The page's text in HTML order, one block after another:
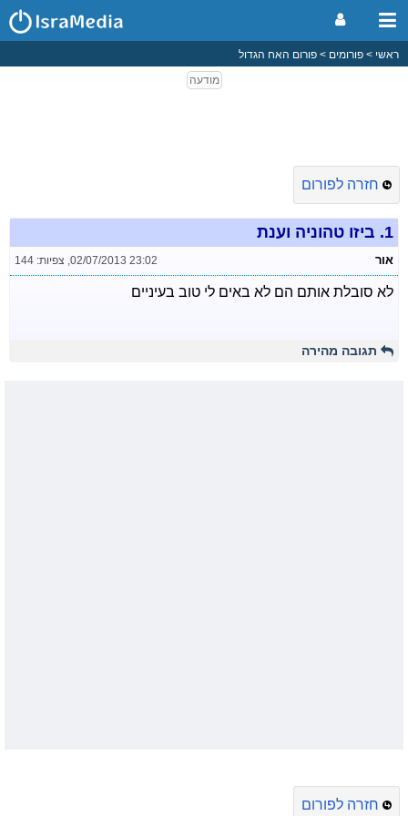
ראשי פורומים פורום האח הגדול
חזרה לפורום
1. ביזו טהוניה וענת
אור 02/07/2013 23:02
, צפיות: 144
לא סובלת אותם הם לא באים לי טוב בעיניים
תגובה מהירה
חזרה לפורום